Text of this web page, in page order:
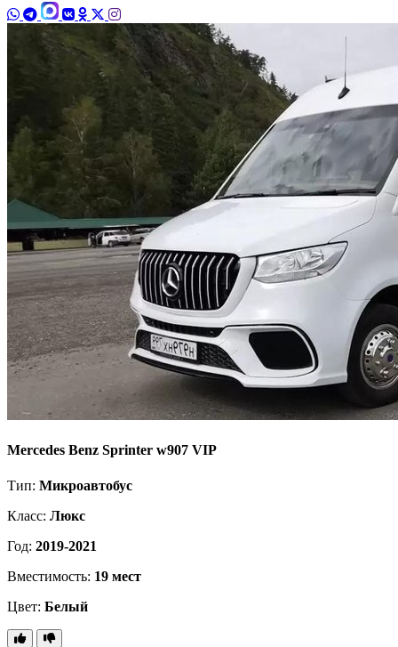
Mercedes Benz Sprinter w907 VIP
Тип: Микроавтобус
Класс: Люкс
Год: 2019-2021
Вместимость: 19 мест
Цвет: Белый